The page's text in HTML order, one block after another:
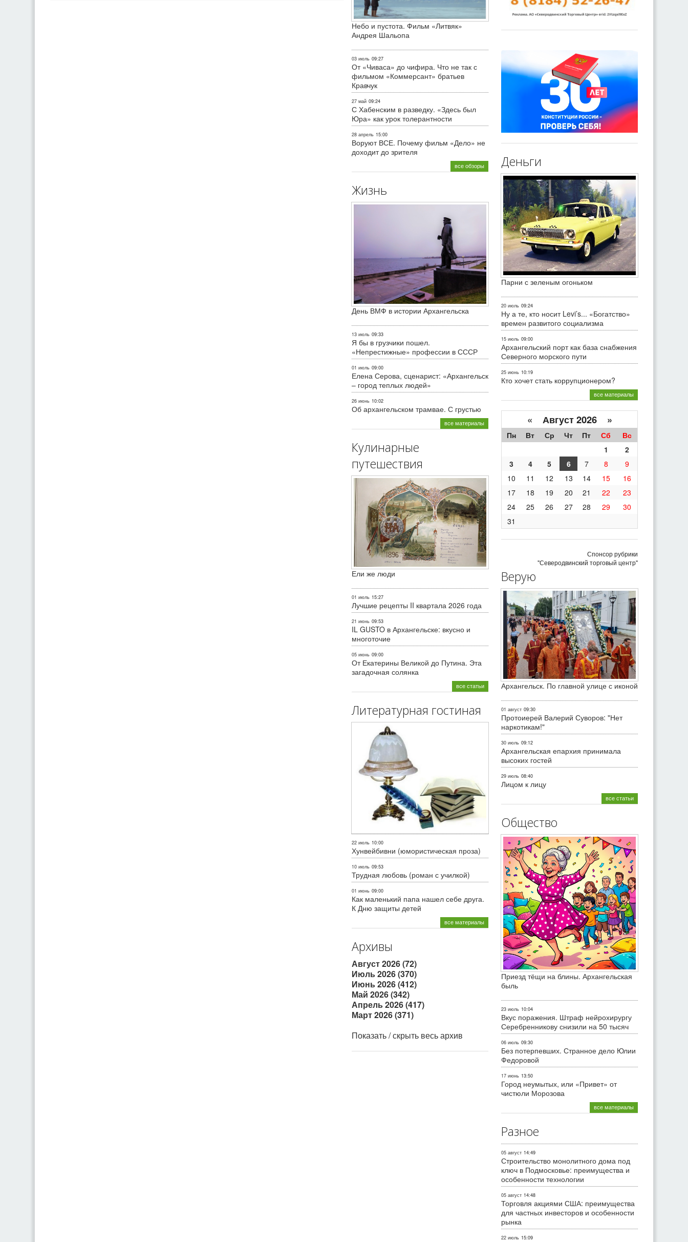
Небо и пустота. Фильм «Литвяк»
Андрея Шальопа
03 июль 09:27
От «Чиваса» до чифира. Что не так с
фильмом «Коммерсант» братьев
Кравчук
27 май 09:24
С Хабенским в разведку. «Здесь был
Юра» как урок толерантности
28 апрель 15:00
Воруют ВСЕ. Почему фильм «Дело» не
доходит до зрителя
все обзоры
Жизнь
День ВМФ в истории Архангельска
13 июль 09:33
Я бы в грузчики пошел.
«Непрестижные» профессии в СССР
01 июль 09:00
Елена Серова, сценарист: «Архангельск
– город теплых людей»
26 июнь 10:02
Об архангельском трамвае. С грустью
все материалы
Кулинарные
путешествия
Ели же люди
01 июль 15:27
Лучшие рецепты II квартала 2026 года
21 июнь 09:53
IL GUSTO в Архангельске: вкусно и
многоточие
05 июнь 09:00
От Екатерины Великой до Путина. Эта
загадочная солянка
все статьи
Литературная гостиная
22 июль 10:00
Хунвейбивни (юмористическая проза)
10 июль 09:53
Трудная любовь (роман с училкой)
01 июнь 09:00
Как маленький папа нашел себе друга.
К Дню защиты детей
все материалы
Архивы
Август 2026 (72)
Июль 2026 (370)
Июнь 2026 (412)
Май 2026 (342)
Апрель 2026 (417)
Март 2026 (371)
Показать / скрыть весь архив
Деньги
Парни с зеленым огоньком
20 июль 09:24
Ну а те, кто носит Levi’s... «Богатство»
времен развитого социализма
15 июль 09:00
Архангельский порт как база снабжения
Северного морского пути
25 июнь 10:19
Кто хочет стать коррупционером?
все материалы
« Август 2026 »
Пн Вт Ср Чт Пт Сб
Вс
1
2
3
4 5 6 7 8
9
10
11 12 13 14 15
16
17
18 19 20 21 22
23
24
25 26 27 28 29
30
31
Спонсор рубрики
"Северодвинский торговый центр"
Верую
Архангельск. По главной улице с иконой
01 август 09:30
Протоиерей Валерий Суворов: "Нет
наркотикам!"
30 июль 09:12
Архангельская епархия принимала
высоких гостей
29 июль 08:40
Лицом к лицу
все статьи
Общество
Приезд тёщи на блины. Архангельская
быль
23 июль 10:04
Вкус поражения. Штраф нейрохирургу
Серебренникову снизили на 50 тысяч
06 июль 09:30
Без потерпевших. Странное дело Юлии
Федоровой
17 июнь 13:50
Город неумытых, или «Привет» от
чистюли Морозова
все материалы
Разное
05 август 14:49
Строительство монолитного дома под
ключ в Подмосковье: преимущества и
особенности технологии
05 август 14:48
Торговля акциями США: преимущества
для частных инвесторов и особенности
рынка
22 июль 15:09